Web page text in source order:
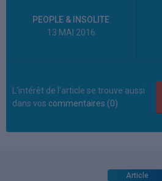
PEOPLE & INSOLITE
13 MAI 2016
L'intérêt de l'article se trouve aussi
dans vos commentaires (0)
Article